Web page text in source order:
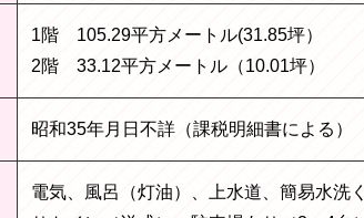
1階 105.29平方メートル(31.85坪）
2階 33.12平方メートル（10.01坪）
昭和35年月日不詳（課税明細書による）
電気、風呂（灯油）、上水道、簡易水洗